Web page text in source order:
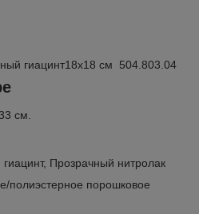
гиацинт18x18 см 504.803.04
см.
Прозрачный нитролак
полиэстерное порошковое